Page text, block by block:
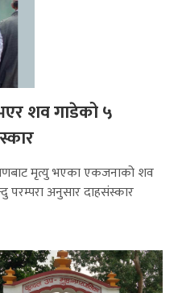
शव गाडेको ५
मृत्यु भएका एकजनाको शव
परम्परा अनुसार दाहसंस्कार